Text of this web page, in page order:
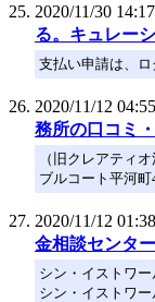
2020/11/30
る。キュレー
支払い申請は、ロ
2020/11/12
務所の口コミ
（旧クレアティ
ブルコート平河
2020/11/12
金相談センター
シン・イストワ
シン・イストワ